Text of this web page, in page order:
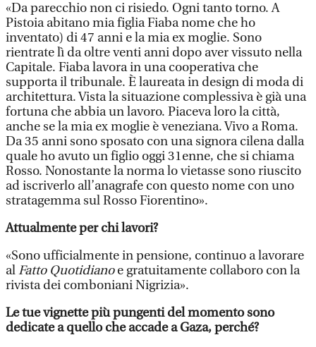
«Da parecchio non ci risiedo. Ogni tanto torno. A
Pistoia abitano mia figlia Fiaba nome che ho
inventato) di 47 anni e la mia ex moglie. Sono
rientrate lì da oltre venti anni dopo aver vissuto nella
Capitale. Fiaba lavora in una cooperativa che
supporta il tribunale. È laureata in design di moda di
architettura. Vista la situazione complessiva è già una
fortuna che abbia un lavoro. Piaceva loro la città,
anche se la mia ex moglie è veneziana. Vivo a Roma.
Da 35 anni sono sposato con una signora cilena dalla
quale ho avuto un figlio oggi 31enne, che si chiama
Rosso. Nonostante la norma lo vietasse sono riuscito
ad iscriverlo all’anagrafe con questo nome con uno
stratagemma sul Rosso Fiorentino».
Attualmente per chi lavori?
«Sono ufficialmente in pensione, continuo a lavorare
alFatto Quotidianoe gratuitamente collaboro con la
rivista dei comboniani Nigrizia».
Le tue vignette più pungenti del momento sono
dedicate a quello che accade a Gaza, perché?